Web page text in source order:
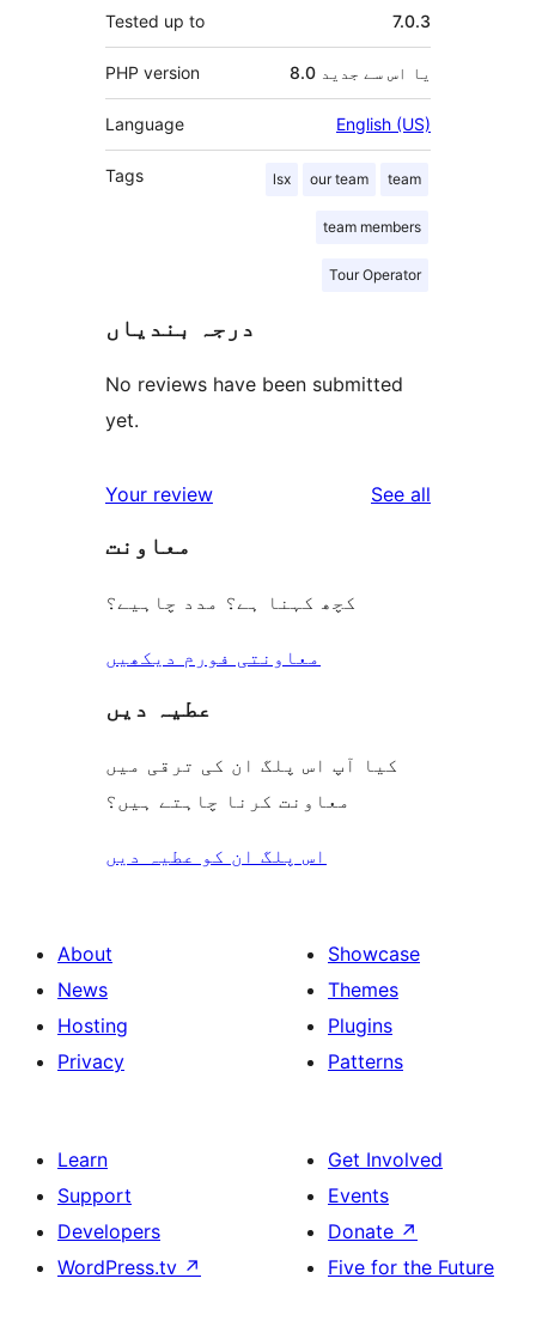
Tested up to 7.0.3
PHP version 8.0 یا اس سے جدید
Language English (US)
Tags lsx our team team
team members
Tour Operator
درجہ بندیاں
No reviews have been submitted
yet.
Your review See all
معاونت
کچھ کہنا ہے؟ مدد چاہیے؟
معاونتی فورم دیکھیں
عطیہ دیں
کیا آپ اس پلگ ان کی ترقی میں
معاونت کرنا چاہتے ہیں؟
اس پلگ ان کو عطیہ دیں
About
News
Hosting
Privacy
Showcase
Themes
Plugins
Patterns
Learn
Support
Developers
WordPress.tv ↗
Get Involved
Events
Donate ↗
Five for the Future